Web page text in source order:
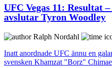
UFC Vegas 11: Resultat
avslutar Tyron Woodley
Ralph Nordahl
Inatt anordnade UFC ännu en
svensken Khamzat "Borz"